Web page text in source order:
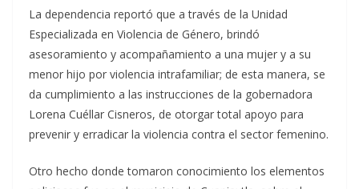
La dependencia reportó que a través de la Unidad
Especializada en Violencia de Género, brindó
asesoramiento y acompañamiento a una mujer y a su
menor hijo por violencia intrafamiliar; de esta manera, se
da cumplimiento a las instrucciones de la gobernadora
Lorena Cuéllar Cisneros, de otorgar total apoyo para
prevenir y erradicar la violencia contra el sector femenino.
Otro hecho donde tomaron conocimiento los elementos